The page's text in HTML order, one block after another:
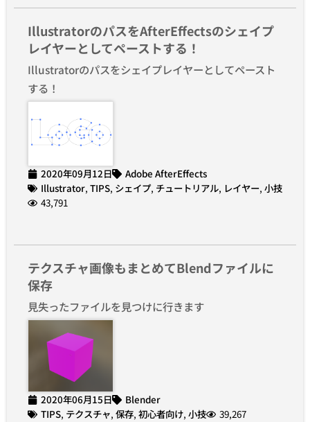
IllustratorのパスをAfterEffectsのシェイプ
レイヤーとしてペーストする！
Illustratorのパスをシェイプレイヤーとしてペースト
する！
2020年09月12日
Adobe AfterEffects
Illustrator, TIPS, シェイプ, チュートリアル, レイヤー, 小技
43,791
テクスチャ画像もまとめてBlendファイルに
保存
見失ったファイルを見つけに行きます
2020年06月15日
Blender
TIPS, テクスチャ, 保存, 初心者向け, 小技 39,267